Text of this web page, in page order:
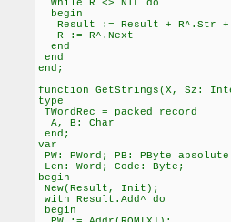
While R <> NIL do
begin
Result := Result + R^.Str +
R := R^.Next
end
end
end;
function GetStrings(X, Sz:
type
TWordRec = packed record
A, B: Char
end;
var
PW: PWord; PB: PByte
Len: Word; Code: Byte;
begin
New(Result, Init);
with Result.Add^ do
begin